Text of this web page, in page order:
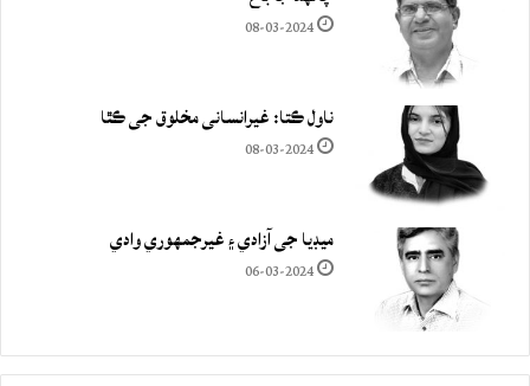
08-03-2024
ناول ڪتا: غيرانساني مخلوق جي ڪٿا
08-03-2024
ميڊيا جي آزادي ۽ غيرجمھوري وادي
06-03-2024